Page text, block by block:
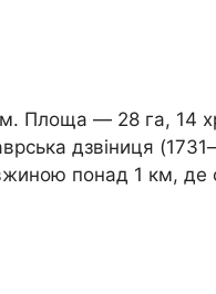
Площа — 28 га, 14
дзвіниця
понад 1 км,